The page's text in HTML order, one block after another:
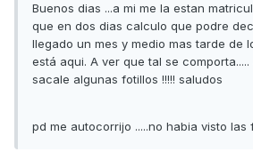
Buenos dias ...a mi me la estan
que en dos dias calculo que podre
llegado un mes y medio mas tarde de
está aqui. A ver que tal se
sacale algunas fotillos !!!!! saludos
pd me autocorrijo .....no habia visto las